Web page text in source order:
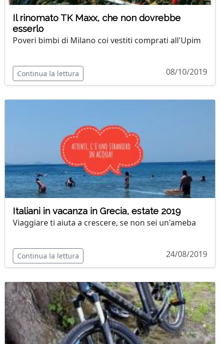
Il rinomato TK Maxx, che non dovrebbe
esserlo
Poveri bimbi di Milano coi vestiti comprati all'Upim
Continua la lettura 08/10/2019
Italiani in vacanza in Grecia, estate 2019
Viaggiare ti aiuta a crescere, se non sei un'ameba
Continua la lettura 24/08/2019